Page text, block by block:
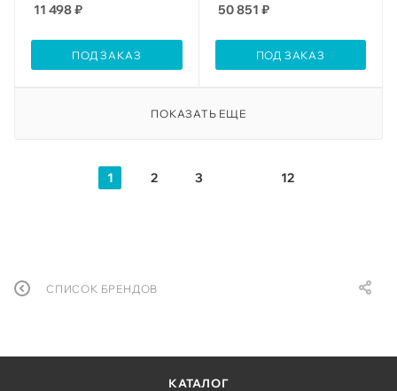
11 498₽
ПОД ЗАКАЗ
50 851 ₽
ПОД ЗАКАЗ
ПОКАЗАТЬ ЕЩЕ
1 2 3 12
СПИСОК БРЕНДОВ
КАТАЛОГ